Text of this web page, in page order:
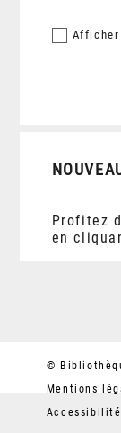
Afficher
Profitez
en
©
Mentions